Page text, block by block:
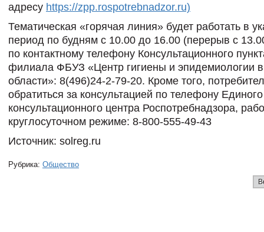
адресу https://zpp.rospotrebnadzor.ru)
Тематическая «горячая линия» будет работать в
период по будням с 10.00 до 16.00 (перерыв с
по контактному телефону Консультационного
филиала ФБУЗ «Центр гигиены и эпидемиологии
области»: 8(496)24-2-79-20. Кроме того,
обратиться за консультацией по телефону Единого
консультационного центра Роспотребнадзора,
круглосуточном режиме: 8-800-555-49-43
Источник: solreg.ru
Рубрика: Общество